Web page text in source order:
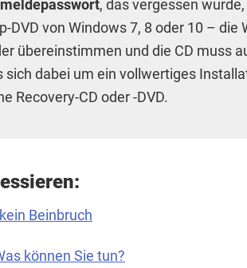
, das vergessen
DVD von Windows 7, 8 oder 10 – die
übereinstimmen und die CD muss
sich dabei um ein vollwertiges
Recovery-CD oder -DVD.
Beinbruch
können Sie tun?